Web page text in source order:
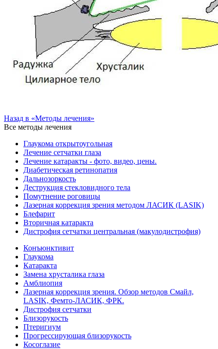
Назад в «Методы лечения»
Все методы лечения
Глаукома открытоугольная
Лечение сетчатки глаза
Лечение катаракты - фото, видео, цены.
Диабетическая ретинопатия
Дальнозоркость
Деструкция стекловидного тела
Помутнение роговицы
Лазерная коррекция зрения методом ЛАСИК (LASIK)
Блефарит
Вторичная катаракта
Дистрофия сетчатки центральная (макулодистрофия)
Конъюнктивит
Глаукома
Катаракта
Замена хрусталика глаза
Амблиопия
Лазерная коррекция зрения. Обзор методов Смайл,
LASIK, Фемто-ЛАСИК, ФРК.
Дистрофия сетчатки
Близорукость
Птеригиум
Прогрессирующая близорукость
Косоглазие